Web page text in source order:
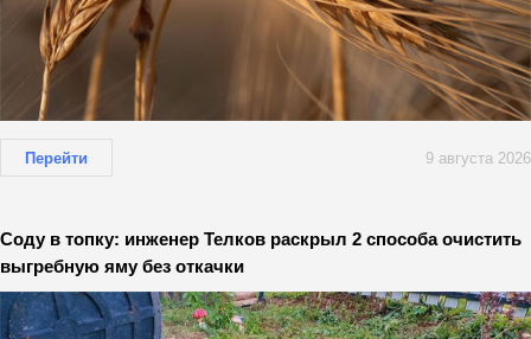
Перейти 9 августа 2026
Соду в топку: инженер Телков раскрыл 2 способа очистить
выгребную яму без откачки